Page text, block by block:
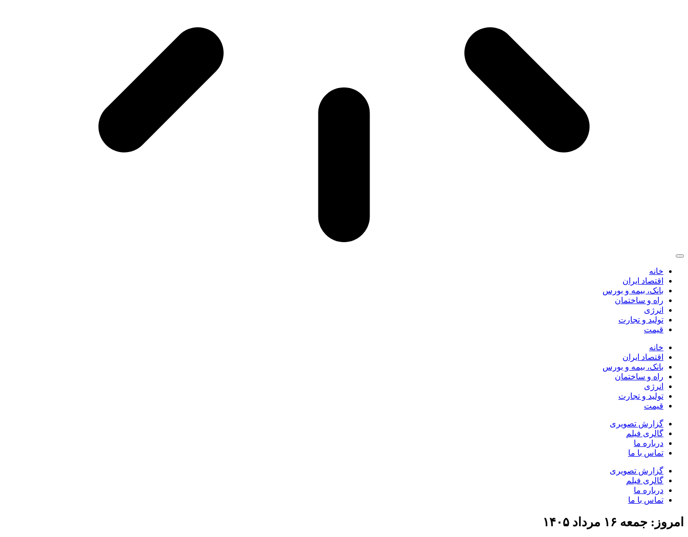
خانه
اقتصاد ایران
بانک، بیمه و بورس
راه و ساختمان
انرژی
تولید و تجارت
قیمت
خانه
اقتصاد ایران
بانک، بیمه و بورس
راه و ساختمان
انرژی
تولید و تجارت
قیمت
گزارش تصویری
گالری فیلم
درباره ما
تماس با ما
گزارش تصویری
گالری فیلم
درباره ما
تماس با ما
امروز: جمعه ۱۶ مرداد ۱۴۰۵